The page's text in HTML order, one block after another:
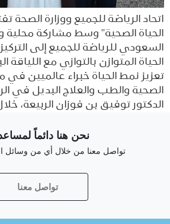
اتحاد الرياضة للجميع ووزارة الصحة
الحياة الصحية” وسط مشاركة محلية
السعودي للرياضة للجميع إلى
الحياة المتوازن بالتوازي مع اللياقة
تعزيز نمط الحياة خبراء عالميين في
الصحية والطب والعلاج البديل في
الدكتور توفيق بن فوزان الربيعة،
نحن هنا دائماً
تواصل معنا من خلال أي من وسائل
تواصل معنا